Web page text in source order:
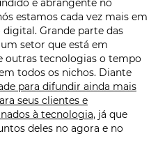
e abrangente no
estamos cada vez mais em
Grande parte das
setor que está em
tecnologias o tempo
todos os nichos. Diante
para difundir ainda mais
seus clientes e
à tecnologia, já que
deles no agora e no